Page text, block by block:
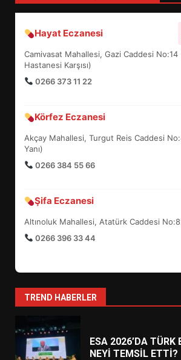
Hayat Eczanesi
Camivasat Mahallesi, Gazi Caddesi
Hastanesi Karşısı)
0266 373 11 22
Körfez Eczanesi
Akçay Mahallesi, Turgut Reis Caddesi
Yanı)
0266 384 55 66
Şifa Eczanesi
Altınoluk Mahallesi, Atatürk Caddesi
0266 396 33 44
TREND HABERLER
5
BALIKESİR
UZATILDI: NE
6
TURNUVASI
7
YENİ YÖNETİM NASIL
ŞEKİLLENDİ?
1
HAREKETE
ESA 2026’DA TÜRK
NEYİ TEMSİL ETTİ?